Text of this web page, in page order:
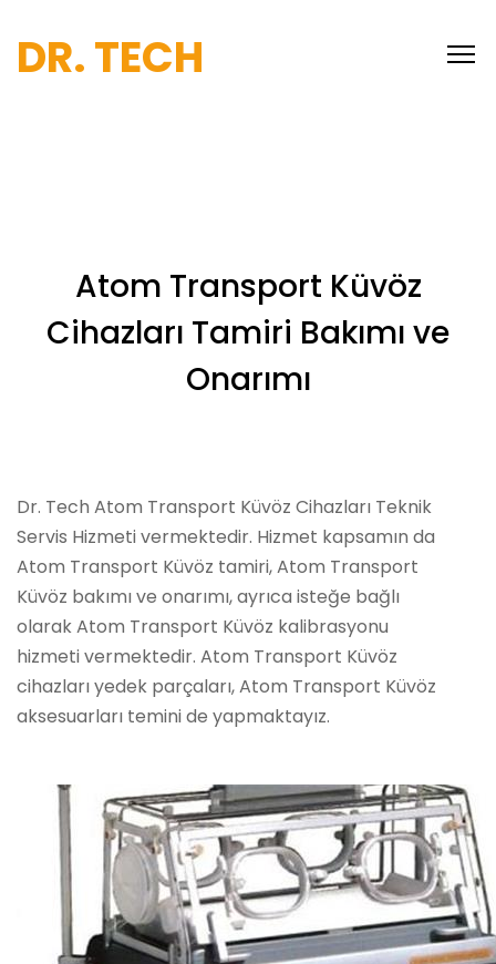
DR. TECH
Atom Transport Küvöz
Cihazları Tamiri Bakımı ve
Onarımı
Dr. Tech Atom Transport Küvöz Cihazları Teknik
Servis Hizmeti vermektedir. Hizmet kapsamın da
Atom Transport Küvöz tamiri, Atom Transport
Küvöz bakımı ve onarımı, ayrıca isteğe bağlı
olarak Atom Transport Küvöz kalibrasyonu
hizmeti vermektedir. Atom Transport Küvöz
cihazları yedek parçaları, Atom Transport Küvöz
aksesuarları temini de yapmaktayız.